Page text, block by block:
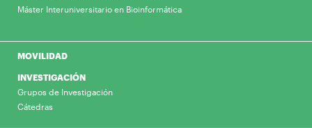
Máster Interuniversitario en Bioinformática
MOVILIDAD
INVESTIGACIÓN
Grupos de Investigación
Cátedras